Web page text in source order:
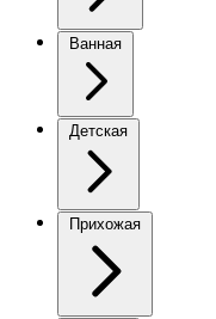
Ванная
Детская
Прихожая